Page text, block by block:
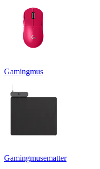
Gamingmus
Gamingmusematter